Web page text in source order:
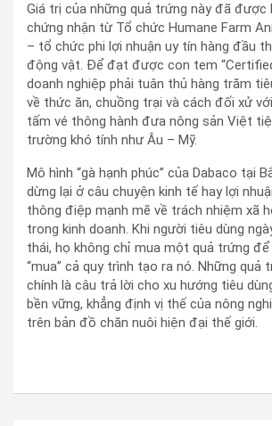
Giá trị của những quả trứng này đã được
chứng nhận từ Tổ chức Humane Farm
– tổ chức phi lợi nhuận uy tín hàng đầu
động vật. Để đạt được con tem
doanh nghiệp phải tuân thủ hàng trăm
về thức ăn, chuồng trại và cách đối xử
tấm vé thông hành đưa nông sản Việt
trường khó tính như Âu – Mỹ.
Mô hình “gà hạnh phúc” của Dabaco tại
dừng lại ở câu chuyện kinh tế hay lợi
thông điệp mạnh mẽ về trách nhiệm xã
trong kinh doanh. Khi người tiêu dùng
thái, họ không chỉ mua một quả trứng để
“mua” cả quy trình tạo ra nó. Những quả
chính là câu trả lời cho xu hướng tiêu
bền vững, khẳng định vị thế của nông
trên bản đồ chăn nuôi hiện đại thế giới.